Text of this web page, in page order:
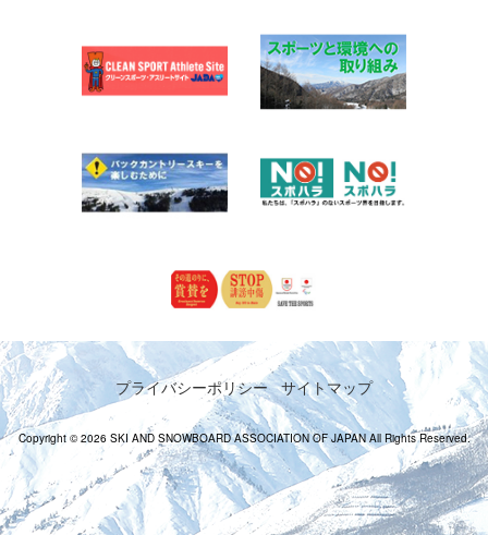
プライバシーポリシー サイトマップ
Copyright © 2026 SKI AND SNOWBOARD ASSOCIATION OF JAPAN All Rights Reserved.